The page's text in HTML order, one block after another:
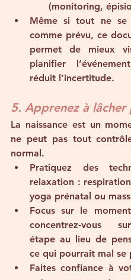
(monitoring,
Même si tout ne se
comme prévu, ce
permet de mieux
planifier
réduit l’incertitude.
5. Apprenez à lâcher
La naissance est un
ne peut pas tout
normal.
Pratiquez des
relaxation :
yoga prénatal ou
Focus sur le
concentrez-vous
étape au lieu de
ce qui pourrait mal se
Faites confiance à